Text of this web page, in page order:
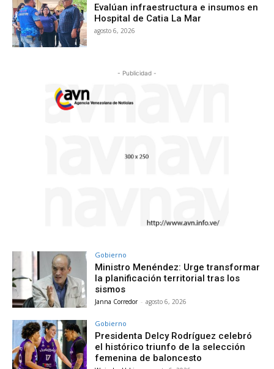
Evalúan infraestructura e insumos en
Hospital de Catia La Mar
agosto 6, 2026
- Publicidad -
Gobierno
Ministro Menéndez: Urge transformar
la planificación territorial tras los
sismos
Janna Corredor - agosto 6, 2026
Gobierno
Presidenta Delcy Rodríguez celebró
el histórico triunfo de la selección
femenina de baloncesto